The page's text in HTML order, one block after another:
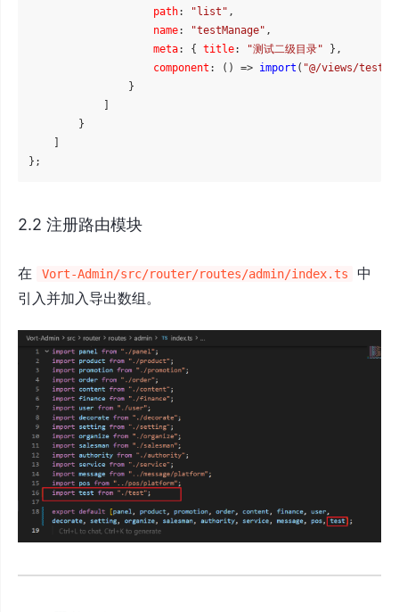
path: "list" ,
name: "testManage" ,
meta: { title: "测试二级目录" },
component : () => import ( "@/views/test/
                }
            ]
        }
    ]
2.2 注册路由模块
在 Vort-Admin/src/router/routes/admin/index.ts
中
引入并加入导出数组。